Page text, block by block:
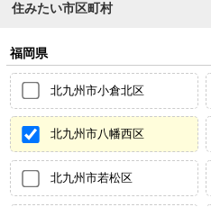
住みたい市区町村
福岡県
北九州市小倉北区
北九州市八幡西区
北九州市若松区